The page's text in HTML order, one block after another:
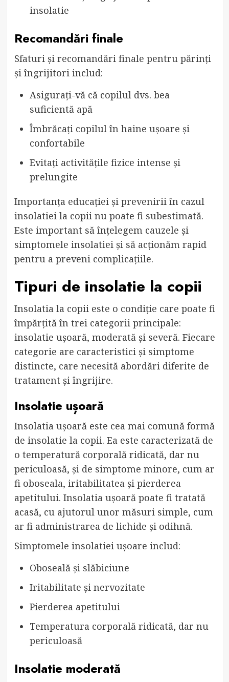
insolatie
Recomandări finale
Sfaturi și recomandări finale pentru părinți
și îngrijitori includ:
Asigurați-vă că copilul dvs. bea
suficientă apă
Îmbrăcați copilul în haine ușoare și
confortabile
Evitați activitățile fizice intense și
prelungite
Importanța educației și prevenirii în cazul
insolatiei la copii nu poate fi subestimată.
Este important să înțelegem cauzele și
simptomele insolatiei și să acționăm rapid
pentru a preveni complicațiile.
Tipuri de insolatie la copii
Insolatia la copii este o condiție care poate fi
împărțită în trei categorii principale:
insolatie ușoară, moderată și severă. Fiecare
categorie are caracteristici și simptome
distincte, care necesită abordări diferite de
tratament și îngrijire.
Insolatie ușoară
Insolatia ușoară este cea mai comună formă
de insolatie la copii. Ea este caracterizată de
o temperatură corporală ridicată, dar nu
periculoasă, și de simptome minore, cum ar
fi oboseala, iritabilitatea și pierderea
apetitului. Insolatia ușoară poate fi tratată
acasă, cu ajutorul unor măsuri simple, cum
ar fi administrarea de lichide și odihnă.
Simptomele insolatiei ușoare includ:
Oboseală și slăbiciune
Iritabilitate și nervozitate
Pierderea apetitului
Temperatura corporală ridicată, dar nu
periculoasă
Insolatie moderată